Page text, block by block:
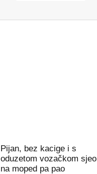
Pijan, bez kacige i s
oduzetom vozačkom sjeo
na moped pa pao